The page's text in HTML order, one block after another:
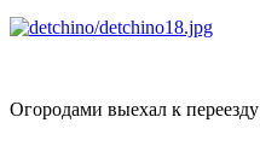
Огородами выехал к переезду